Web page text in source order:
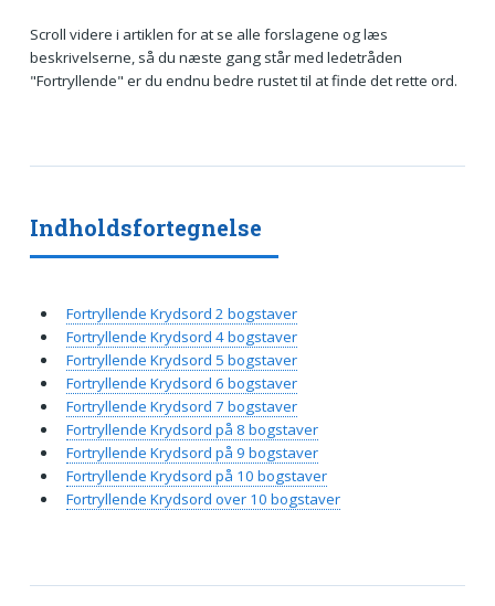
Scroll videre i artiklen for at se alle forslagene og læs
beskrivelserne, så du næste gang står med ledetråden
"Fortryllende" er du endnu bedre rustet til at finde det rette ord.
Indholdsfortegnelse
Fortryllende Krydsord 2 bogstaver
Fortryllende Krydsord 4 bogstaver
Fortryllende Krydsord 5 bogstaver
Fortryllende Krydsord 6 bogstaver
Fortryllende Krydsord 7 bogstaver
Fortryllende Krydsord på 8 bogstaver
Fortryllende Krydsord på 9 bogstaver
Fortryllende Krydsord på 10 bogstaver
Fortryllende Krydsord over 10 bogstaver